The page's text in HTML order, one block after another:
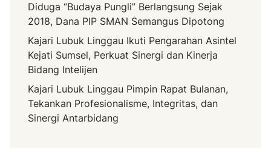
Diduga “Budaya Pungli” Berlangsung Sejak
2018, Dana PIP SMAN Semangus Dipotong
Kajari Lubuk Linggau Ikuti Pengarahan Asintel
Kejati Sumsel, Perkuat Sinergi dan Kinerja
Bidang Intelijen
Kajari Lubuk Linggau Pimpin Rapat Bulanan,
Tekankan Profesionalisme, Integritas, dan
Sinergi Antarbidang